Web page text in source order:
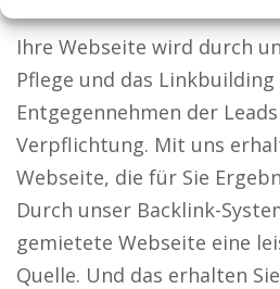
Ihre Webseite wird durch
Pflege und das
Entgegennehmen der
Verpflichtung. Mit uns
Webseite, die für Sie
Durch unser Backlink-
gemietete Webseite eine
Quelle. Und das erhalten